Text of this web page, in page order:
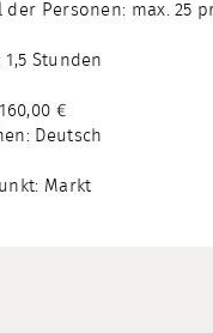
der Personen: max. 25
1,5 Stunden
€
Deutsch
Markt